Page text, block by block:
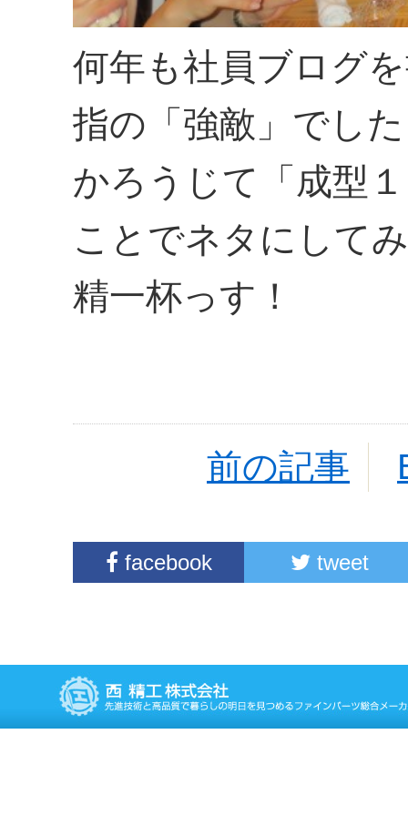
何年も社員ブログ
指の「強敵」でし
かろうじて「成型
ことでネタにして
精一杯っす！
前の記事
facebook tweet